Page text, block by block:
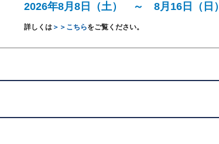
2026年8月8日（土） ～ 8月16日（日）
詳しくは＞＞こちらをご覧ください。